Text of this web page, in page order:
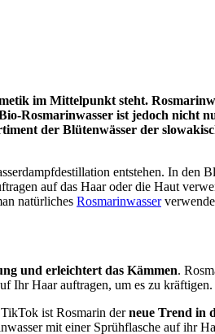
im Mittelpunkt steht.
Rosmarinwasser ist jedoch nicht
der Blütenwässer der
entstehen. In den
auf das Haar oder die Haut
natürliches Rosmarinwasser
und erleichtert das Kämmen.
Ihr Haar auftragen, um es zu kräftigen.
ist Rosmarin derneue Trend in
mit einer Sprühflasche auf ihr